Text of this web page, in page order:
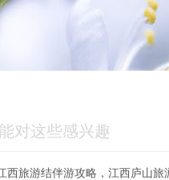
对这些感兴趣
西旅游结伴游攻略，江西庐山旅